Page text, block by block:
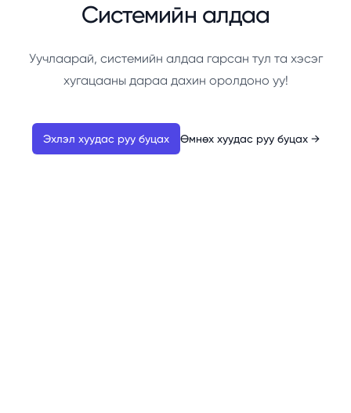
Системийн алдаа
Уучлаарай, системийн алдаа гарсан тул та хэсэг
хугацааны дараа дахин оролдоно уу!
Эхлэл хуудас руу буцах Өмнөх хуудас руу буцах →